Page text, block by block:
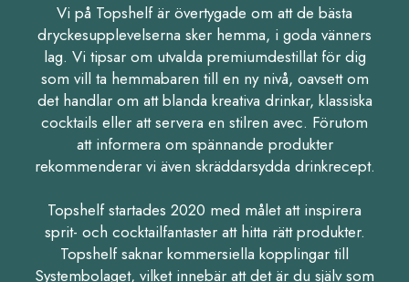
Vi på Topshelf är övertygade om att de bästa
dryckesupplevelserna sker hemma, i goda vänners
lag. Vi tipsar om utvalda premiumdestillat för dig
som vill ta hemmabaren till en ny nivå, oavsett om
det handlar om att blanda kreativa drinkar, klassiska
cocktails eller att servera en stilren avec. Förutom
att informera om spännande produkter
rekommenderar vi även skräddarsydda drinkrecept.
Topshelf startades 2020 med målet att inspirera
sprit- och cocktailfantaster att hitta rätt produkter.
Topshelf saknar kommersiella kopplingar till
Systembolaget, vilket innebär att det är du själv som